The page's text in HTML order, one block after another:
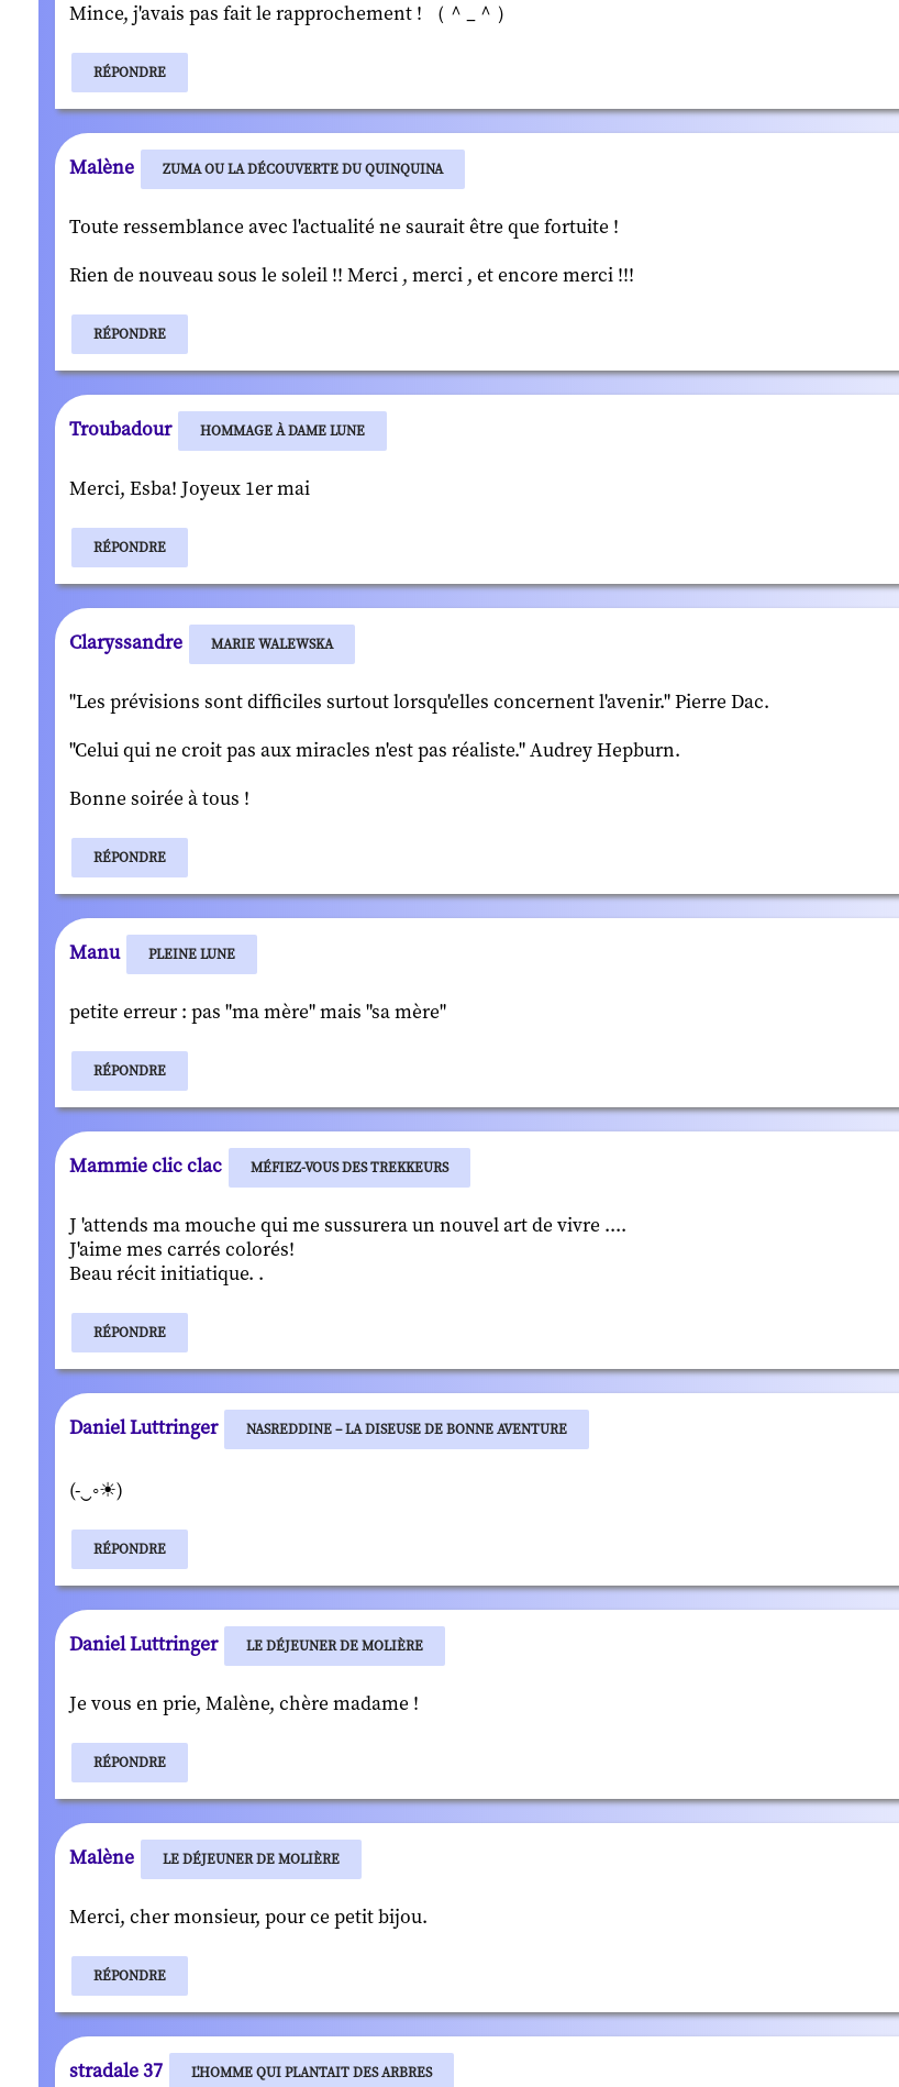
Mince, j'avais pas fait le rapprochement ! （＾_＾）
RÉPONDRE
Malène ZUMA OU LA DÉCOUVERTE DU QUINQUINA
Toute ressemblance avec l'actualité ne saurait être que fortuite !
Rien de nouveau sous le soleil !! Merci , merci , et encore merci !!!
RÉPONDRE
Troubadour HOMMAGE À DAME LUNE
Merci, Esba! Joyeux 1er mai
RÉPONDRE
Claryssandre MARIE WALEWSKA
"Les prévisions sont difficiles surtout lorsqu'elles concernent l'avenir." Pierre Dac.
"Celui qui ne croit pas aux miracles n'est pas réaliste." Audrey Hepburn.
Bonne soirée à tous !
RÉPONDRE
Manu PLEINE LUNE
petite erreur : pas "ma mère" mais "sa mère"
RÉPONDRE
Mammie clic clac MÉFIEZ-VOUS DES TREKKEURS
J 'attends ma mouche qui me sussurera un nouvel art de vivre ....
J'aime mes carrés colorés!
Beau récit initiatique. .
RÉPONDRE
Daniel Luttringer NASREDDINE – LA DISEUSE DE BONNE AVENTURE
(-‿◦☀)
RÉPONDRE
Daniel Luttringer LE DÉJEUNER DE MOLIÈRE
Je vous en prie, Malène, chère madame !
RÉPONDRE
Malène LE DÉJEUNER DE MOLIÈRE
Merci, cher monsieur, pour ce petit bijou.
RÉPONDRE
stradale 37 L'HOMME QUI PLANTAIT DES ARBRES